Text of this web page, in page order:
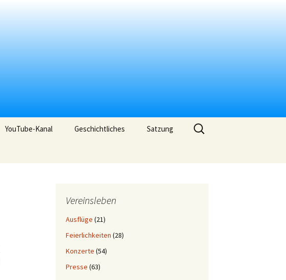
YouTube-Kanal Geschichtliches Satzung
Suchen
nach:
Vereinsleben
Ausflüge (21)
Feierlichkeiten (28)
Konzerte (54)
Presse (63)